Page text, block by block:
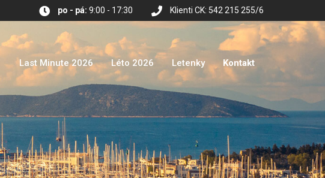
Klienti CK: 542 215 255/6
po - pá: 9:00 - 17:30
Last Minute 2026 Léto 2026 Letenky Kontakt